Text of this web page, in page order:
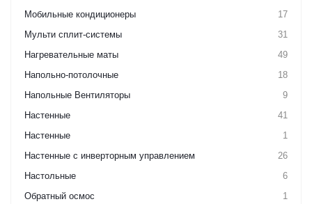
Мобильные кондиционеры
17
Мульти сплит-системы
31
Нагревательные маты
49
Напольно-потолочные
18
Напольные Вентиляторы
9
Настенные
41
Настенные
1
Настенные с инверторным управлением
26
Настольные
6
Обратный осмос
1